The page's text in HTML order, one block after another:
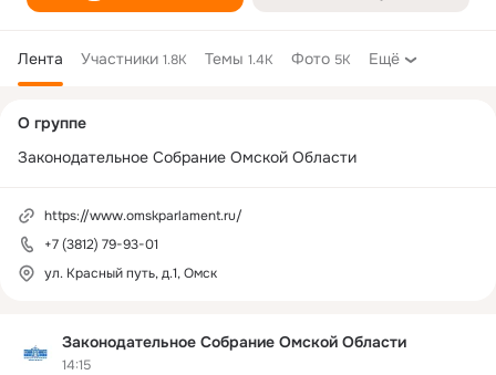
Лента Участники 1.8K Темы 1.4K Фото 5K Ещё
Законодательное Собрание Омской Области
14:15
колонка
О группе
Законодательное Собрание Омской Области
https://www.omskparlament.ru/
+7 (3812) 79-93-01
ул. Красный путь, д.1, Омск